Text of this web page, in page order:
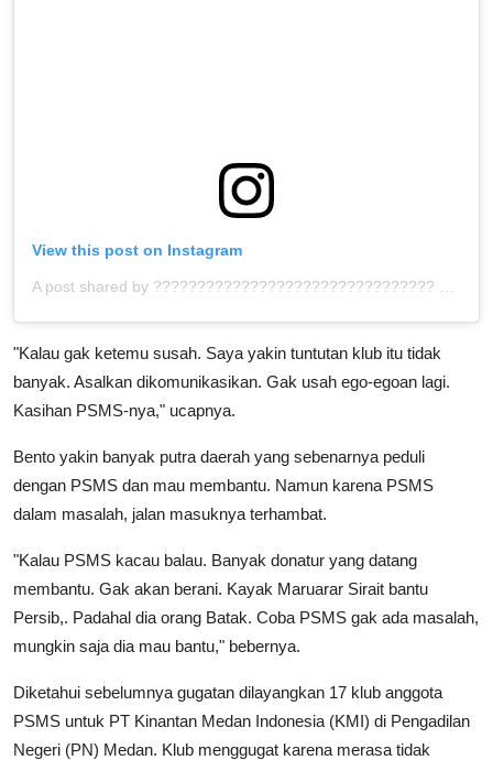
View this post on Instagram
"Kalau gak ketemu susah. Saya yakin tuntutan klub itu tidak
banyak. Asalkan dikomunikasikan. Gak usah ego-egoan lagi.
Kasihan PSMS-nya," ucapnya.
Bento yakin banyak putra daerah yang sebenarnya peduli
dengan PSMS dan mau membantu. Namun karena PSMS
dalam masalah, jalan masuknya terhambat.
"Kalau PSMS kacau balau. Banyak donatur yang datang
membantu. Gak akan berani. Kayak Maruarar Sirait bantu
Persib,. Padahal dia orang Batak. Coba PSMS gak ada masalah,
mungkin saja dia mau bantu," bebernya.
Diketahui sebelumnya gugatan dilayangkan 17 klub anggota
PSMS untuk PT Kinantan Medan Indonesia (KMI) di Pengadilan
Negeri (PN) Medan. Klub menggugat karena merasa tidak